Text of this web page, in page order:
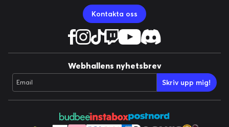
Kontakta oss
Webhallens nyhetsbrev
Email Skriv upp mig!